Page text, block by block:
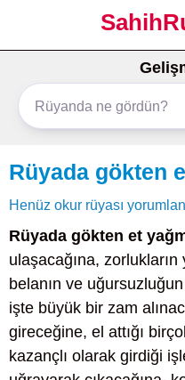
Rüyada gökten
Henüz okur rüyası
Rüyada gökten et
ulaşacağına,
belanın ve
işte büyük bir zam
gireceğine, el attığı
kazançlı olarak girdiği